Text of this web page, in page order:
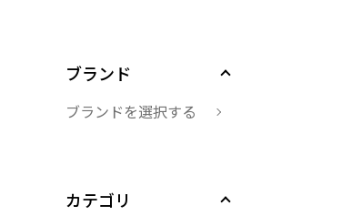
ブランド
ブランドを選択する
カテゴリ